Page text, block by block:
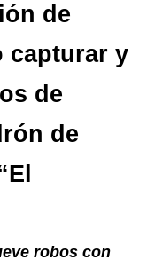
de
capturar y
de
de
robos con